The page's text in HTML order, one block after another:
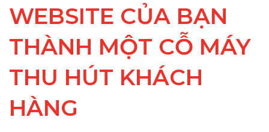
WEBSITE CỦA BẠN
THÀNH MỘT CỖ MÁY
THU HÚT KHÁCH
HÀNG